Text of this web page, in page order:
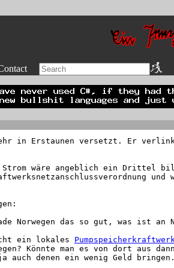
in Erstaunen versetzt. Er
Strom wäre angeblich ein Drittel
und
das so gut, was ist an
ein lokales
Könnte man es von dort
auch denen ein wenig Geld